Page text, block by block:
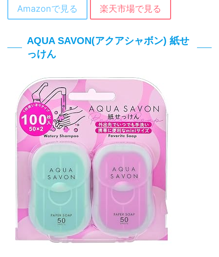
Amazonで見る
楽天市場で見る
AQUA SAVON(アクアシャボン) 紙せ
っけん